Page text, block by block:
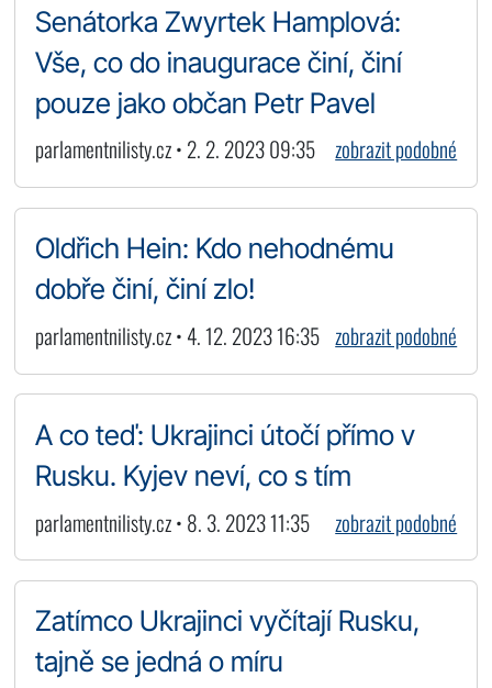
Senátorka Zwyrtek Hamplová:
Vše, co do inaugurace činí, činí
pouze jako občan Petr Pavel
parlamentnilisty.cz • 2. 2. 2023 09:35 zobrazit podobné
Oldřich Hein: Kdo nehodnému
dobře činí, činí zlo!
parlamentnilisty.cz • 4. 12. 2023 16:35 zobrazit podobné
A co teď: Ukrajinci útočí přímo v
Rusku. Kyjev neví, co s tím
parlamentnilisty.cz • 8. 3. 2023 11:35 zobrazit podobné
Zatímco Ukrajinci vyčítají Rusku,
tajně se jedná o míru